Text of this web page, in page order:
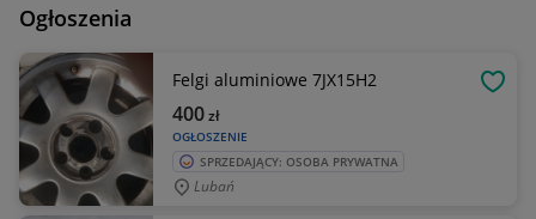
Ogłoszenia
Felgi aluminiowe 7JX15H2
OGŁOSZENIE
400zł
SPRZEDAJĄCY: OSOBA PRYWATNA
Lubań